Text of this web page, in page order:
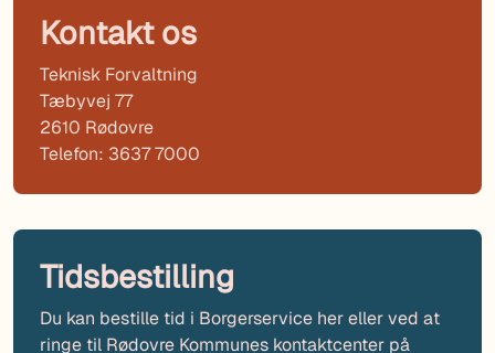
Kontakt os
Teknisk Forvaltning
Tæbyvej 77
2610 Rødovre
Telefon: 3637 7000
Tidsbestilling
Du kan bestille tid i Borgerservice her eller ved at
ringe til Rødovre Kommunes kontaktcenter på